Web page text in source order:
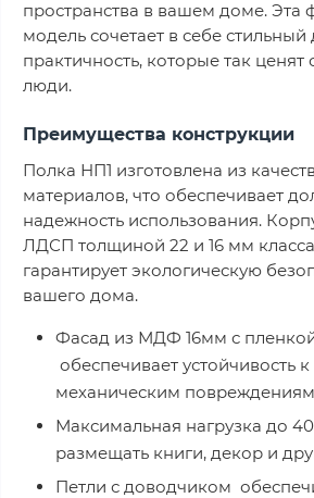
пространства в вашем доме. Эта
модель сочетает в себе стильный
практичность, которые так
люди.
Преимущества конструкции
Полка НП1 изготовлена из
материалов, что обеспечивает
надежность использования.
ЛДСП толщиной 22 и 16 мм класса
гарантирует экологическую
вашего дома.
Фасад из МДФ 16мм с
обеспечивает устойчивость к
механическим повреждениям
Максимальная нагрузка до
размещать книги, декор и
Петли с доводчиком